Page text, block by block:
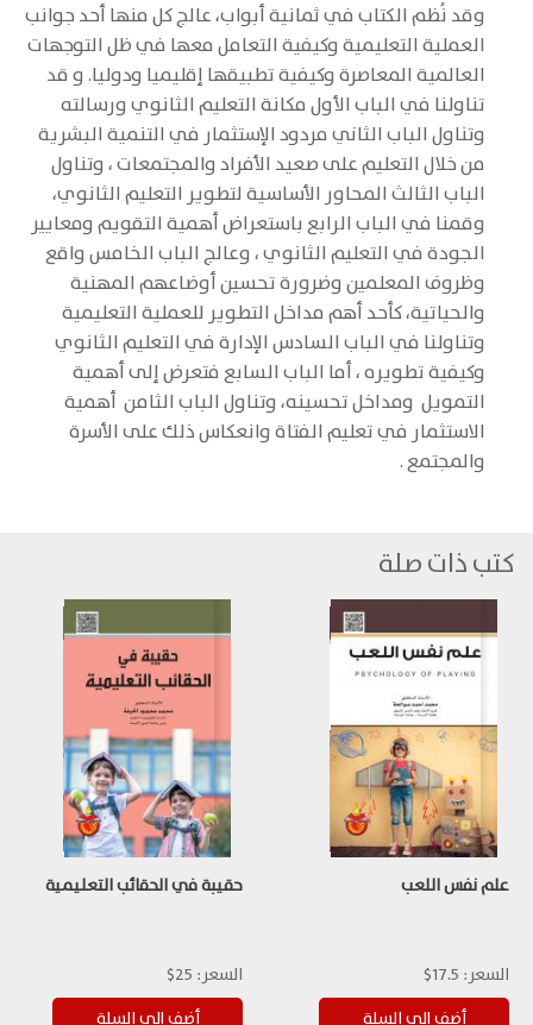
وقد نُظم الكتاب في ثمانية أبواب، عالج كل منها أحد جوانب
العملية التعليمية وكيفية التعامل معها في ظل التوجهات
العالمية المعاصرة وكيفية تطبيقها إقليميا ودوليا. و قد
تناولنا في الباب الأول مكانة التعليم الثانوي ورسالته
وتناول الباب الثاني مردود الإستثمار في التنمية البشرية
من خلال التعليم على صعيد الأفراد والمجتمعات ، وتناول
الباب الثالث المحاور الأساسية لتطوير التعليم الثانوي،
وقمنا في الباب الرابع باستعراض أهمية التقويم ومعايير
الجودة في التعليم الثانوي ، وعالج الباب الخامس واقع
وظروف المعلمين وضرورة تحسين أوضاعهم المهنية
والحياتية، كأحد أهم مداخل التطوير للعملية التعليمية
وتناولنا في الباب السادس الإدارة في التعليم الثانوي
وكيفية تطويره ، أما الباب السابع فتعرض إلى أهمية
التمويل ومداخل تحسينه، وتناول الباب الثامن أهمية
الاستثمار في تعليم الفتاة وانعكاس ذلك على الأسرة
والمجتمع .
كتب ذات صلة
علم نفس اللعب
السعر: 17.5$
حقيبة في الحقائب التعليمية
السعر: 25$